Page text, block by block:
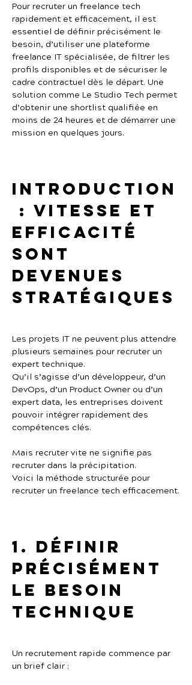
Pour recruter un freelance tech
rapidement et efficacement, il est
essentiel de définir précisément le
besoin, d’utiliser une plateforme
freelance IT spécialisée, de filtrer les
profils disponibles et de sécuriser le
cadre contractuel dès le départ. Une
solution comme Le Studio Tech permet
d’obtenir une shortlist qualifiée en
moins de 24 heures et de démarrer une
mission en quelques jours.
Introduction
: vitesse et
efficacité
sont
devenues
stratégiques
Les projets IT ne peuvent plus attendre
plusieurs semaines pour recruter un
expert technique.
Qu’il s’agisse d’un développeur, d’un
DevOps, d’un Product Owner ou d’un
expert data, les entreprises doivent
pouvoir intégrer rapidement des
compétences clés.
Mais recruter vite ne signifie pas
recruter dans la précipitation.
Voici la méthode structurée pour
recruter un freelance tech efficacement.
1. Définir
précisément
le besoin
technique
Un recrutement rapide commence par
un brief clair :